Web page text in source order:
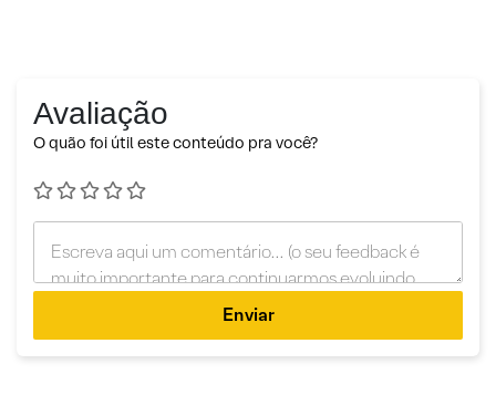
Avaliação
O quão foi útil este conteúdo pra você?
Enviar